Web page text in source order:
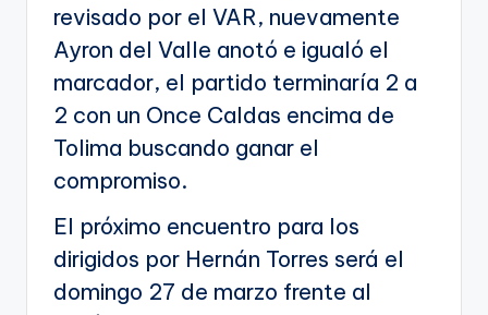
revisado por el VAR, nuevamente
Ayron del Valle anotó e igualó el
marcador, el partido terminaría 2 a
2 con un Once Caldas encima de
Tolima buscando ganar el
compromiso.
El próximo encuentro para los
dirigidos por Hernán Torres será el
domingo 27 de marzo frente al